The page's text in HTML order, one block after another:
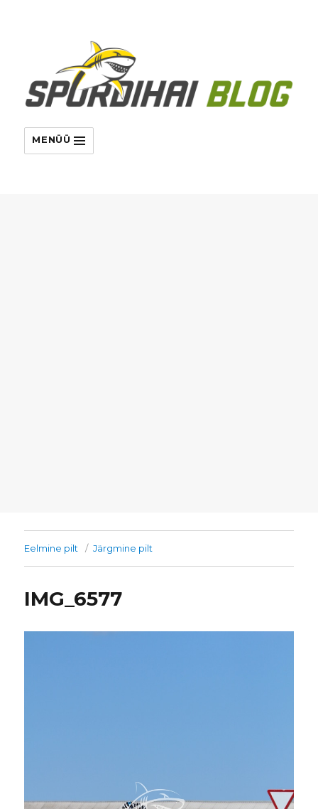
MENÜÜ
Eelmine pilt Järgmine pilt
IMG_6577